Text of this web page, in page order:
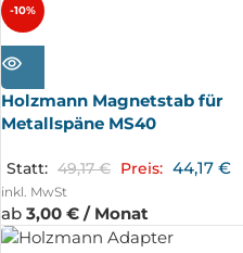
-10%
AUSV
ERKA
Holzmann Magnetstab für
Metallspäne MS40
Statt: 49,17€ Preis: 44,17 €
inkl. MwSt
ab 3,00 € / Monat